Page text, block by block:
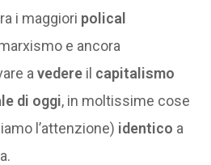
i maggiori polical
e ancora
avedere il capitalismo
di oggi, in moltissime cose
l’attenzione) identico a